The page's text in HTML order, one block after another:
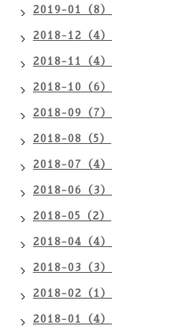
2019-01（8）
2018-12（4）
2018-11（4）
2018-10（6）
2018-09（7）
2018-08（5）
2018-07（4）
2018-06（3）
2018-05（2）
2018-04（4）
2018-03（3）
2018-02（1）
2018-01（4）